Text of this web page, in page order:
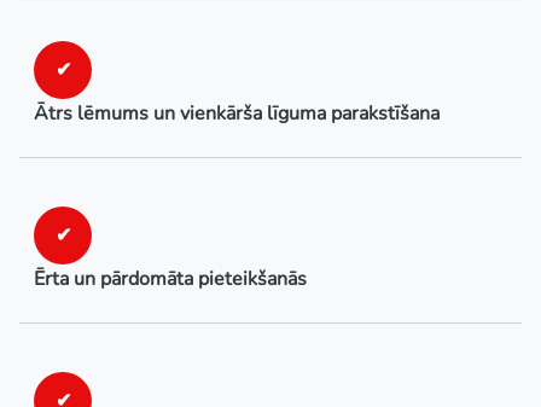
✔
Ātrs lēmums un vienkārša līguma parakstīšana
✔
Ērta un pārdomāta pieteikšanās
✔